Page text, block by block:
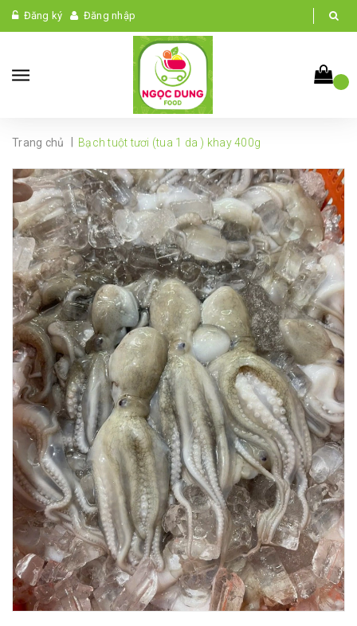
Đăng ký Đăng nhập
Trang chủ Bạch tuột tươi (tua 1 da ) khay 400g